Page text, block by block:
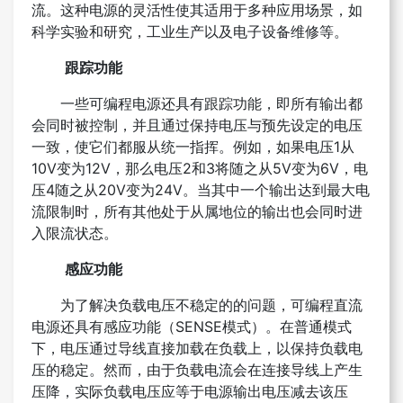
流。这种电源的灵活性使其适用于多种应用场景，如
科学实验和研究，工业生产以及电子设备维修等。
跟踪功能
一些可编程电源还具有跟踪功能，即所有输出都
会同时被控制，并且通过保持电压与预先设定的电压
一致，使它们都服从统一指挥。例如，如果电压1从
10V变为12V，那么电压2和3将随之从5V变为6V，电
压4随之从20V变为24V。当其中一个输出达到最大电
流限制时，所有其他处于从属地位的输出也会同时进
入限流状态。
感应功能
为了解决负载电压不稳定的的问题，可编程直流
电源还具有感应功能（SENSE模式）。在普通模式
下，电压通过导线直接加载在负载上，以保持负载电
压的稳定。然而，由于负载电流会在连接导线上产生
压降，实际负载电压应等于电源输出电压减去该压